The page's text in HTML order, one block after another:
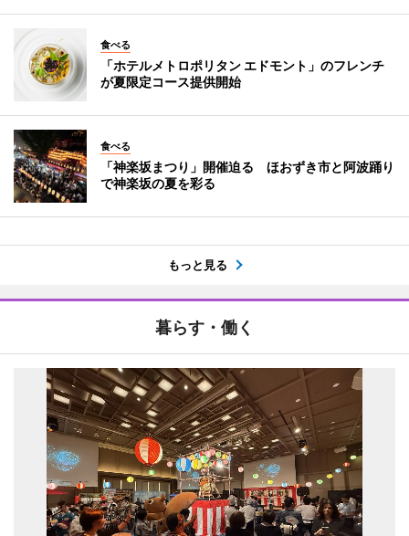
食べる
「ホテルメトロポリタン エドモント」のフレンチ
が夏限定コース提供開始
食べる
「神楽坂まつり」開催迫る ほおずき市と阿波踊り
で神楽坂の夏を彩る
もっと見る
暮らす・働く